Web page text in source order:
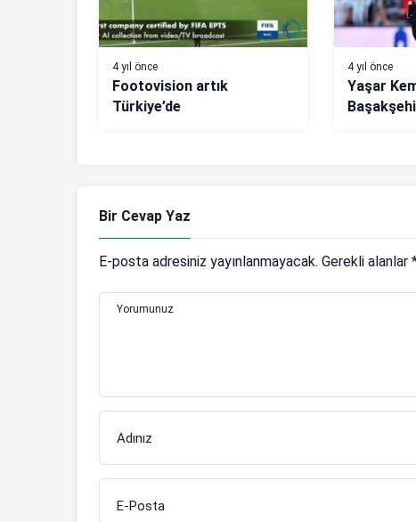
4 yıl önce
Footovision artık
Türkiye’de
4 yıl önce
Yaşar
Bir Cevap Yaz
E-posta adresiniz yayınlanmayacak. Gerekli alanlar
Yorumunuz
Adınız
E-Posta